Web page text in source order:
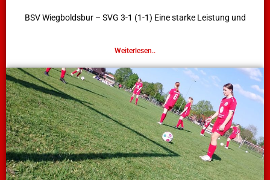
BSV Wiegboldsbur – SVG 3-1 (1-1) Eine starke Leistung und
Weiterlesen..